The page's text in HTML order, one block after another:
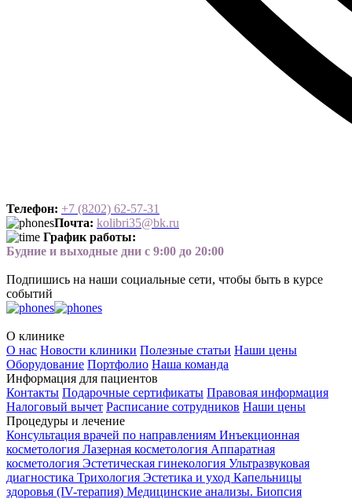
Телефон: +7 (8202) 62-57-31
Почта: kolibri35@bk.ru
График работы:
Будние и выходные дни с 9:00 до 20:00
Подпишись на наши социальные сети, чтобы быть в курсе
событий
О клинике
О нас Новости клиники Полезные статьи Наши цены
Оборудование Портфолио Наша команда
Информация для пациентов
Контакты Подарочные сертификаты Правовая информация
Налоговый вычет Расписание сотрудников Наши цены
Процедуры и лечение
Консультация врачей по направлениям Инъекционная
косметология Лазерная косметология Аппаратная
косметология Эстетическая гинекология Ультразвуковая
диагностика Трихология Эстетика и уход Капельницы
здоровья (IV-терапия) Медицинские анализы. Биопсия